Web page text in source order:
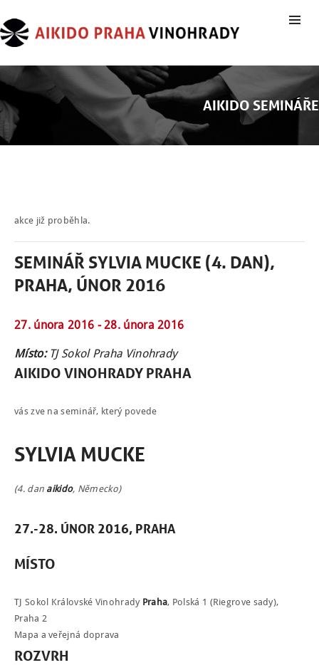
AIKIDO SEMINÁŘE
NÁBOR
PRO FIRMY
O NÁS
NÁŠ BLOG
KONTAKT
akce již proběhla.
SEMINÁŘ SYLVIA MUCKE (4. DAN),
PRAHA, ÚNOR 2016
27. února 2016 -28. února 2016
Místo: TJ Sokol Praha Vinohrady
AIKIDO VINOHRADY PRAHA
vás zve na seminář, který povede
SYLVIA MUCKE
(4. dan aikido, Německo)
27.-28. ÚNOR 2016, PRAHA
MÍSTO
TJ Sokol Královské Vinohrady Praha, Polská 1 (Riegrove sady),
Praha 2
Mapa a veřejná doprava
ROZVRH